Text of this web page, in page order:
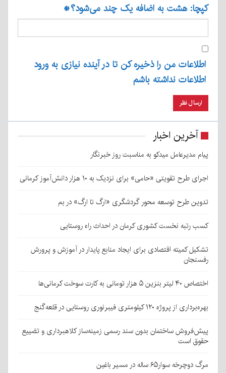
کپچا: هشت به اضافه یک چند می‌شود؟*
اطلاعات من را ذخیره کن تا در آینده نیازی به ورود
اطلاعات نداشته باشم
آخرین اخبار
پیام مدیرعامل میدکو به مناسبت روز خبرنگار
اجرای طرح تقویتی «حامی» برای نزدیک به ۱۰ هزار دانش‌آموز کرمانی
تدوین طرح توسعه محور گردشگری «ارگ تا ارگ» در بم
کسب رتبه نخست کشوری کرمان در احداث راه روستایی
تشکیل کمیته اقتصادی برای ایجاد منابع پایدار در آموزش و پرورش
رفسنجان
اختصاص ۴۰ لیتر بنزین ۵ هزار تومانی به کارت سوخت کرمانی‌ها
بهره‌برداری از پروژه ۱۲۰ کیلومتری فیبرنوری روستایی در قلعه‌گنج
پیش‌فروش ساختمان بدون سند رسمی زمینه‌ساز کلاهبرداری و تضییع
حقوق است
مرگ دوچرخه سوار۶۵ ساله در مسیر باغین